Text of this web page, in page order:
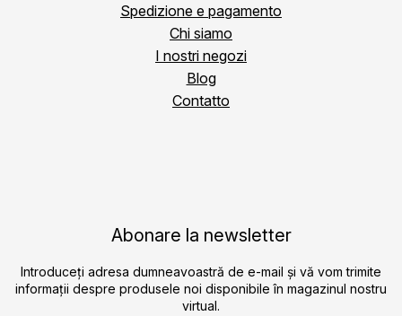
Spedizione e pagamento
Chi siamo
I nostri negozi
Blog
Contatto
Abonare la newsletter
Introduceţi adresa dumneavoastră de e-mail şi vă vom trimite
informaţii despre produsele noi disponibile în magazinul nostru
virtual.